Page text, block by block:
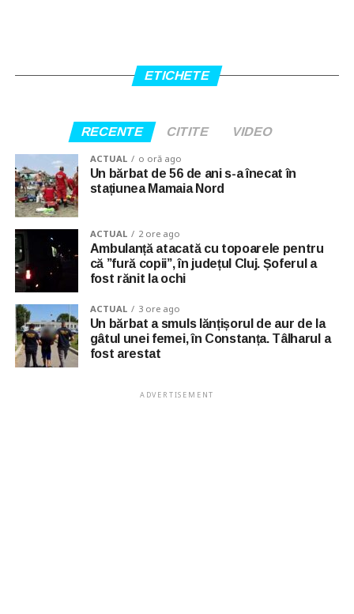
ETICHETE
RECENTE CITITE VIDEO
ACTUAL o oră ago
Un bărbat de 56 de ani s-a înecat în
stațiunea Mamaia Nord
ACTUAL 2 ore ago
Ambulanță atacată cu topoarele pentru
că ”fură copii”, în județul Cluj. Șoferul a
fost rănit la ochi
ACTUAL 3 ore ago
Un bărbat a smuls lănțișorul de aur de la
gâtul unei femei, în Constanța. Tâlharul a
fost arestat
ADVERTISEMENT